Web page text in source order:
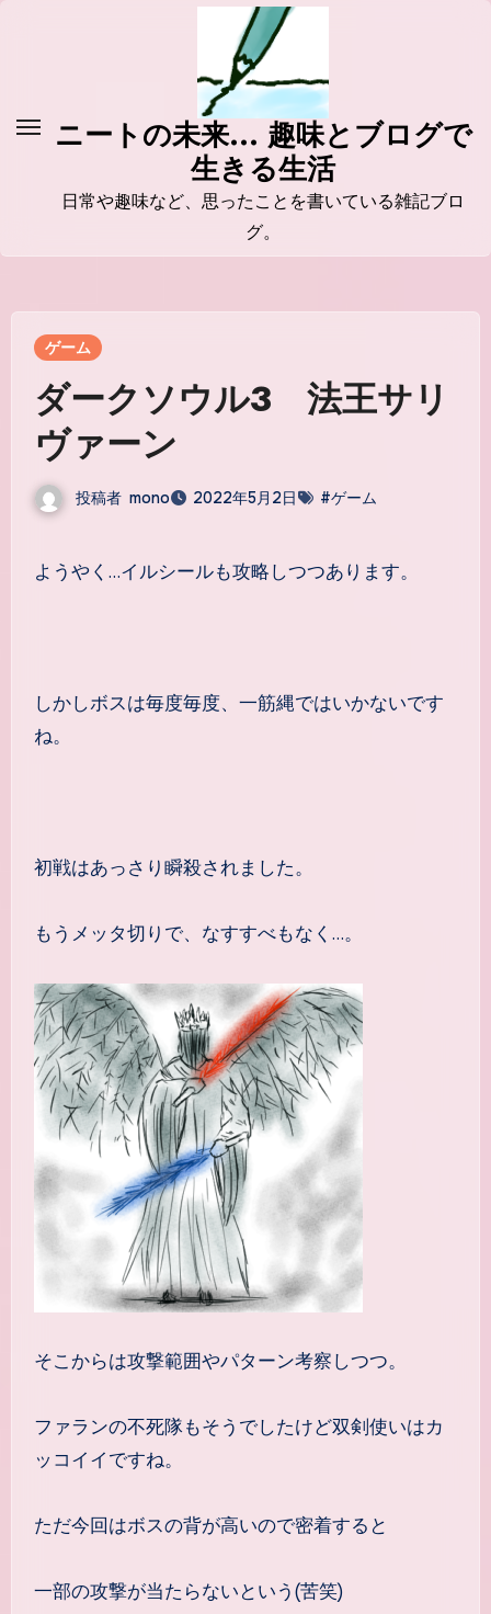
ッ
ニートの未来... 趣味とブログで
生きる生活
日常や趣味など、思ったことを書いている雑記ブロ
グ。
ゲーム
ダークソウル3 法王サリ
ヴァーン
投稿者 mono 2022年5月2日 #ゲーム
ようやく…イルシールも攻略しつつあります。
しかしボスは毎度毎度、一筋縄ではいかないです
ね。
初戦はあっさり瞬殺されました。
もうメッタ切りで、なすすべもなく…。
そこからは攻撃範囲やパターン考察しつつ。
ファランの不死隊もそうでしたけど双剣使いはカ
ッコイイですね。
ただ今回はボスの背が高いので密着すると
一部の攻撃が当たらないという(苦笑)